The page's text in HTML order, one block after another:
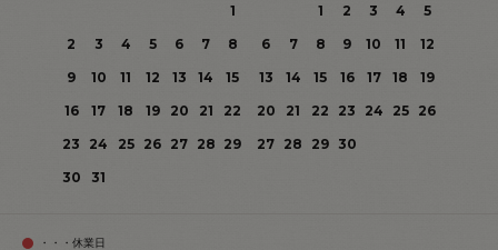
1
2
3 4 5 6 7
8
9
10 11 12 13 14
15
16
17 18 19 20 21
22
23
24 25 26 27 28 29
30
31
1 2 3 4
5
6
7 8 9 10 11
12
13
14 15 16 17 18
19
20
21 22 23 24 25
26
27 28 29 30
・・・休業日